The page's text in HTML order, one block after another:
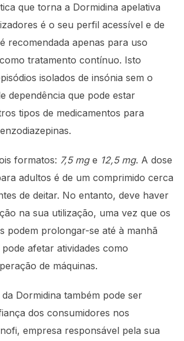
que torna a Dormidina apelativa
é o seu perfil acessível e de
recomendada apenas para uso
tratamento contínuo. Isto
isolados de insónia sem o
dependência que pode estar
tipos de medicamentos para
formatos: 7,5 mge 12,5 mg. A dose
adultos é de um comprimido cerca
de deitar. No entanto, deve haver
na sua utilização, uma vez que os
podem prolongar-se até à manhã
afetar atividades como
de máquinas.
Dormidina também pode ser
dos consumidores nos
empresa responsável pela sua